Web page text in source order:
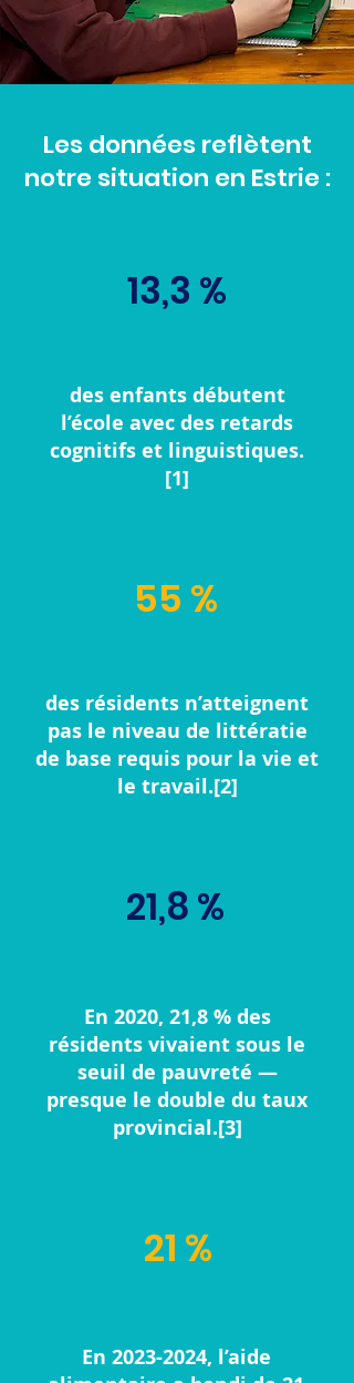
Les données reflètent
notre situation en Estrie :
13,3 %
des enfants débutent
l’école avec des retards
cognitifs et linguistiques.
[1]
55 %
des résidents n’atteignent
pas le niveau de littératie
de base requis pour la vie et
le travail.[2]
21,8 %
En 2020, 21,8 % des
résidents vivaient sous le
seuil de pauvreté —
presque le double du taux
provincial.[3]
21 %
En 2023-2024, l’aide